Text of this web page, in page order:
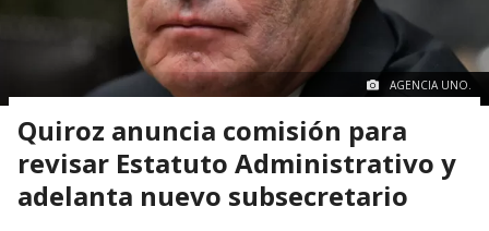
AGENCIA UNO.
Quiroz anuncia comisión para
revisar Estatuto Administrativo y
adelanta nuevo subsecretario